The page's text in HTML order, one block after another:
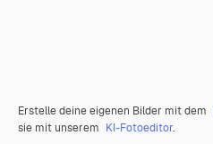
Erstelle deine eigenen Bilder mit dem
sie mit unserem KI-Fotoeditor.